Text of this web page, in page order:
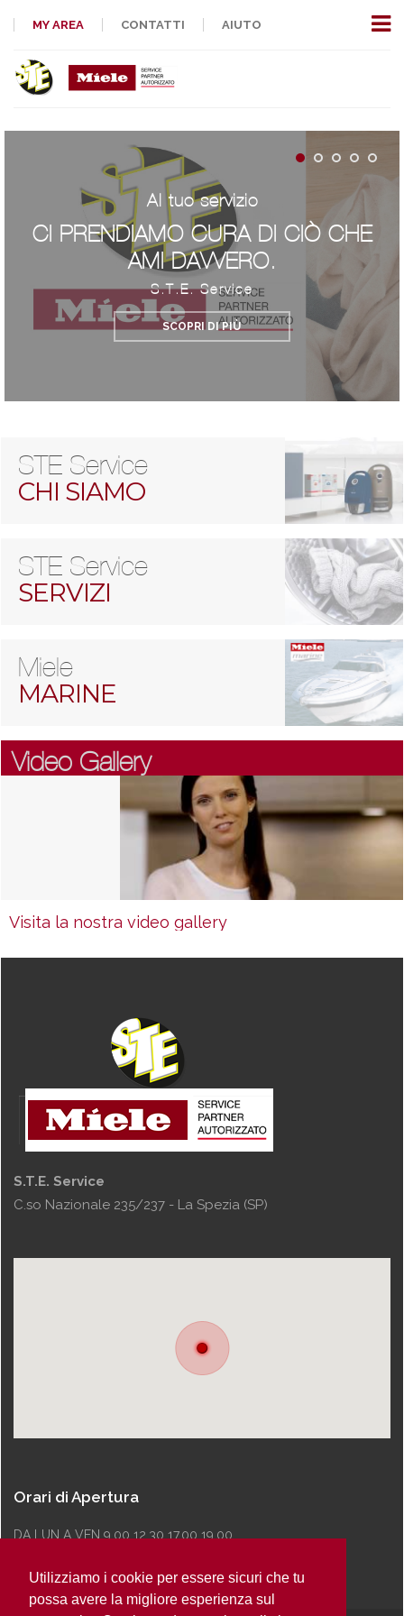
Utilizziamo i cookie per essere sicuri che tu
possa avere la migliore esperienza sul
MY AREA CONTATTI AIUTO
Al tuo servizio
CI PRENDIAMO CURA DI CIÒ CHE
AMI DAVVERO.
S.T.E. Service
SCOPRI DI PIÙ
STE Service
CHI SIAMO
STE Service
SERVIZI
Miele
MARINE
Video Gallery
Visita la nostra video gallery
S.T.E. Service
C.so Nazionale 235/237 - La Spezia (SP)
Orari di Apertura
DA LUN A VEN 9.00 12.30 17.00 19.00